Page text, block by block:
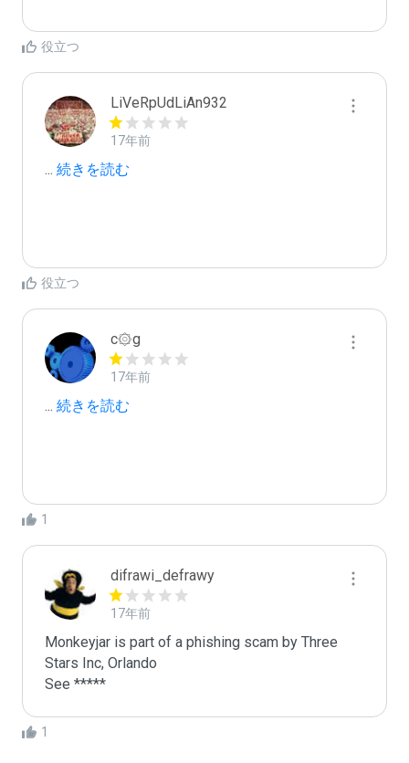
役立つ
LiVeRpUdLiAn932
17年前
... 続きを読む
役立つ
c۞g
17年前
... 続きを読む
1
difrawi_defrawy
17年前
Monkeyjar is part of a phishing scam by Three
Stars Inc, Orlando
1